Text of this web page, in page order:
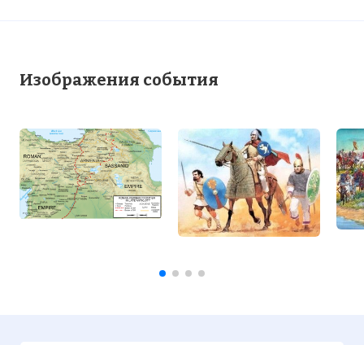
Изображения события